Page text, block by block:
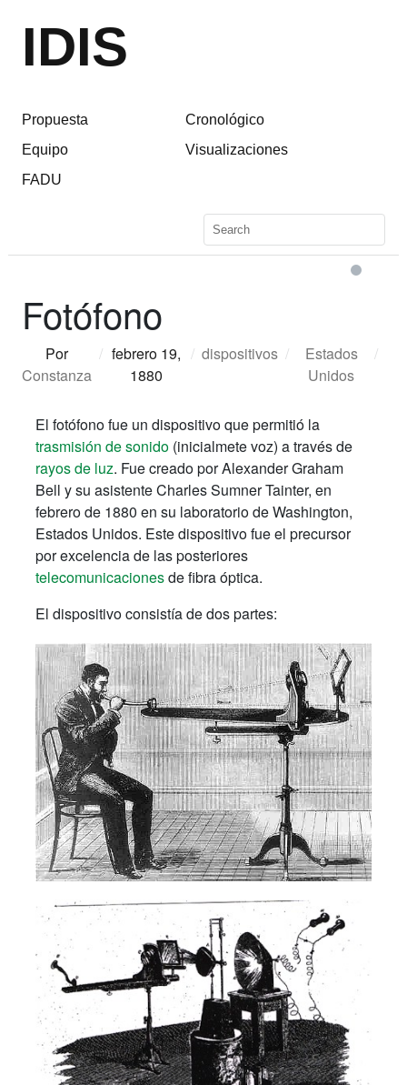
IDIS
Propuesta
Equipo
FADU
Cronológico
Visualizaciones
Fotófono
Por
Constanza
/ febrero 19,
1880
/ dispositivos /
Estados
Unidos
/
El fotófono fue un dispositivo que permitió la
trasmisión de sonido (inicialmete voz) a través de
rayos de luz. Fue creado por Alexander Graham
Bell y su asistente Charles Sumner Tainter, en
febrero de 1880 en su laboratorio de Washington,
Estados Unidos. Este dispositivo fue el precursor
por excelencia de las posteriores
telecomunicacionesde fibra óptica.
El dispositivo consistía de dos partes: